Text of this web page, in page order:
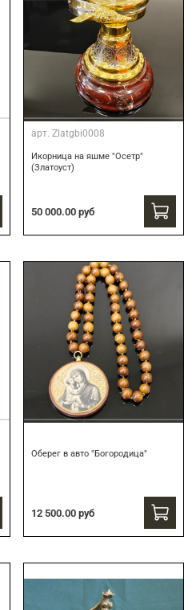
арт. Zlatgbi0008
Икорница на яшме "Осетр"
(Златоуст)
50 000.00 руб
Оберег в авто "Богородица"
12 500.00 руб